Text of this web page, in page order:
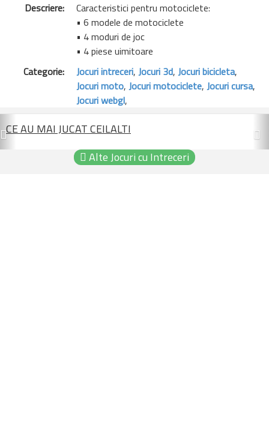
Descriere:
Caracteristici pentru motociclete:
• 6 modele de motociclete
• 4 moduri de joc
• 4 piese uimitoare
Categorie:
Jocuri intreceri, Jocuri 3d, Jocuri bicicleta,
Jocuri moto, Jocuri motociclete, Jocuri cursa,
Jocuri webgl,
CE AU MAI JUCAT CEILALTI
Previous
Alte Jocuri cu Intreceri